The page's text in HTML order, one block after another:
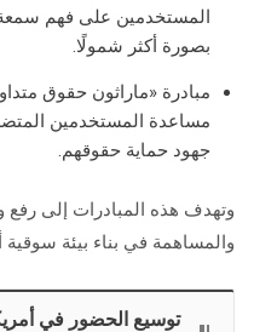
المستخدمين على فهم
بصورة أكثر شمولًا.
مبادرة «ماراثون حقوق
مساعدة المستخدمين
جهود حماية حقوقهم.
وتهدف هذه المبادرات إلى
والمساهمة في بناء بيئة
توسيع الحضور في